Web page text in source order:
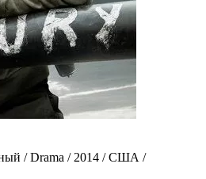
/ Drama / 2014 / США /